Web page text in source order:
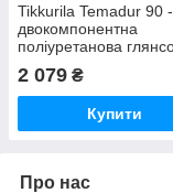
Tikkurila Temadur 90 -
двокомпонентна
поліуретанова
фарба для металу
TAL), 0,75 л
2 079 ₴
Купити
Про нас